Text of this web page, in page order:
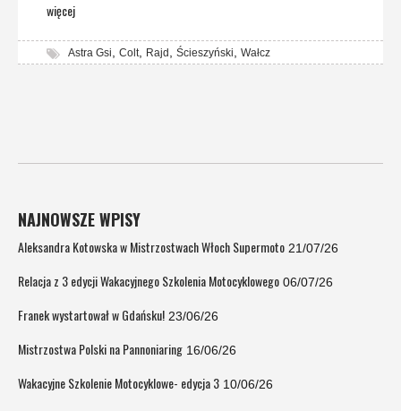
więcej
Astra Gsi, Colt, Rajd , Ścieszyński, Wałcz
NAJNOWSZE WPISY
Aleksandra Kotowska w Mistrzostwach Włoch Supermoto 21/07/26
Relacja z 3 edycji Wakacyjnego Szkolenia Motocyklowego 06/07/26
Franek wystartował w Gdańsku! 23/06/26
Mistrzostwa Polski na Pannoniaring 16/06/26
Wakacyjne Szkolenie Motocyklowe- edycja 3 10/06/26